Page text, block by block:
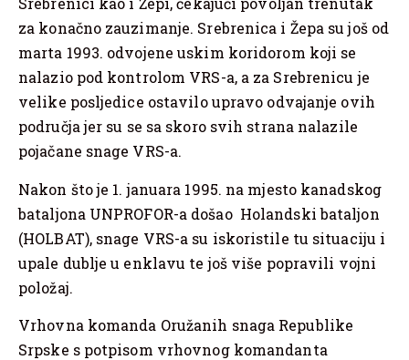
za konačno zauzimanje. Srebrenica i Žepa su još od
marta 1993. odvojene uskim koridorom koji se
nalazio pod kontrolom VRS-a, a za Srebrenicu je
velike posljedice ostavilo upravo odvajanje ovih
područja jer su se sa skoro svih strana nalazile
pojačane snage VRS-a.
Nakon što je 1. januara 1995. na mjesto kanadskog
bataljona UNPROFOR-a došao Holandski bataljon
(HOLBAT), snage VRS-a su iskoristile tu situaciju i
upale dublje u enklavu te još više popravili vojni
položaj.
Vrhovna komanda Oružanih snaga Republike
Srpske s potpisom vrhovnog komandanta